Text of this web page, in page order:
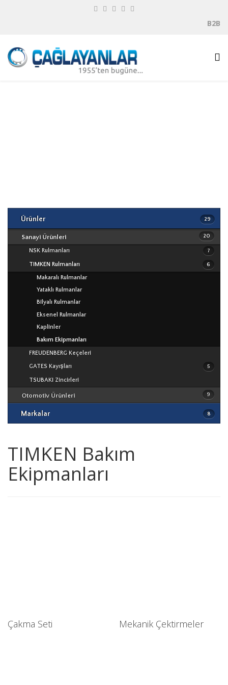
B2B
29
Ürünler
20
Sanayi Ürünleri
7
NSK Rulmanları
Lineer Üniteler
Vidalı Miller
6
TIMKEN Rulmanları
Makaralı Rulmanlar
Yataklı Rulmanlar
Bilyalı Rulmanlar
Eksenel Rulmanlar
Kaplinler
Bakım Ekipmanları
FREUDENBERG Keçeleri
5
GATES Kayışları
V Kayışları
Zaman Kayışları
Poliüretan Kayışlar
Elastik Kaplinler - Kasnaklar
Yardımcı Ekipmanlar
TSUBAKI Zincirleri
9
Otomotiv Ürünleri
NSK Rulmanları
TIMKEN Rulmanları
ECOPARTS Rulmanları
OPTIBELT Kayışları
AA TOP Kayışları
ECOPARTS Kayışları
ECOPARTS Yedek Parça
WASSERFALL Yedek Parça
WASSERFALL Oto Bakım Ürünleri
8
Markalar
TIMKEN
ECOPARTS
TSUBAKI
GATES
FREUDENBERG
TIMKEN Bakım
Ekipmanları
Çakma Seti Mekanik Çektirmeler